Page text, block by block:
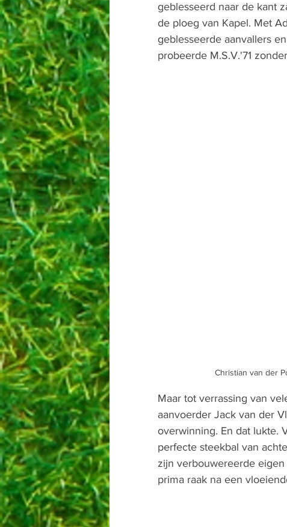
geblesseerd naar de kant
de ploeg van Kapel. Met
geblesseerde aanvallers
probeerde M.S.V.'71
Christian van der
Maar tot verrassing van
aanvoerder Jack van der
overwinning. En dat lukte.
perfecte steekbal van
zijn verbouwereerde eigen
prima raak na een